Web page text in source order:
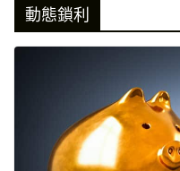
動態鎖利